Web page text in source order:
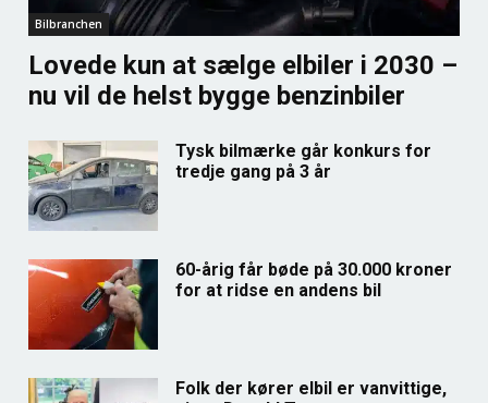
Bilbranchen
Lovede kun at sælge elbiler i 2030 –
nu vil de helst bygge benzinbiler
Tysk bilmærke går konkurs for
tredje gang på 3 år
60-årig får bøde på 30.000 kroner
for at ridse en andens bil
Folk der kører elbil er vanvittige,